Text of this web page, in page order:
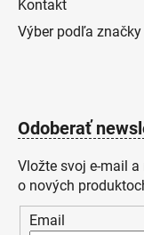
Kontakt
Výber podľa značky
Odoberať
Vložte svoj e-mail
o nových
Email